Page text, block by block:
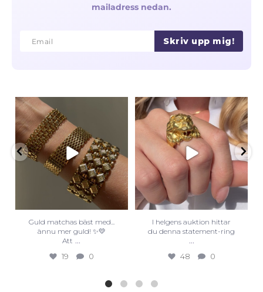
mailadress nedan.
Email
Email Skriv upp mig!
Guld matchas bäst med...
ännu mer guld! ✨💛
Att ...
19 0
I helgens auktion hittar
du denna statement-ring
...
48 0